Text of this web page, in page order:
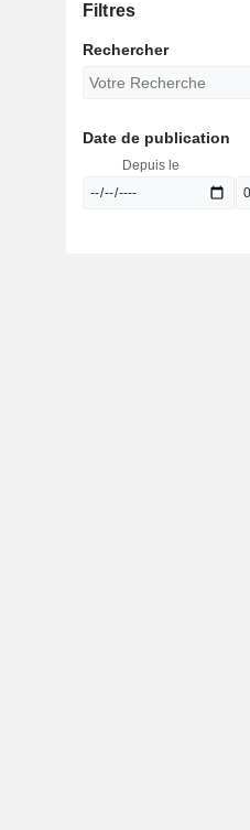
Filtres
Rechercher
Date de publication
Depuis le